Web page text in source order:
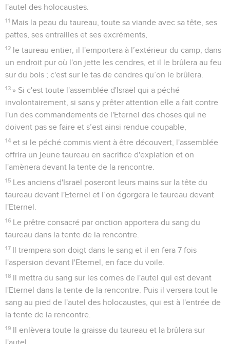
l'autel des holocaustes.
11 Mais la peau du taureau, toute sa viande avec sa tête, ses
pattes, ses entrailles et ses excréments,
12
le taureau entier, il l'emportera à l’extérieur du camp, dans
un endroit pur où l'on jette les cendres, et il le brûlera au feu
sur du bois ; c'est sur le tas de cendres qu’on le brûlera.
13 » Si c'est toute l'assemblée d'Israël qui a péché
involontairement, si sans y prêter attention elle a fait contre
l'un des commandements de l'Eternel des choses qui ne
doivent pas se faire et s’est ainsi rendue coupable,
14 et si le péché commis vient à être découvert, l'assemblée
offrira un jeune taureau en sacrifice d'expiation et on
l'amènera devant la tente de la rencontre.
15
Les anciens d'Israël poseront leurs mains sur la tête du
taureau devant l'Eternel et l’on égorgera le taureau devant
l'Eternel.
16
Le prêtre consacré par onction apportera du sang du
taureau dans la tente de la rencontre.
17
Il trempera son doigt dans le sang et il en fera 7 fois
l'aspersion devant l'Eternel, en face du voile.
18
Il mettra du sang sur les cornes de l'autel qui est devant
l'Eternel dans la tente de la rencontre. Puis il versera tout le
sang au pied de l'autel des holocaustes, qui est à l'entrée de
la tente de la rencontre.
19
Il enlèvera toute la graisse du taureau et la brûlera sur